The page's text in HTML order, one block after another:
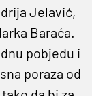
Jelavić,
Baraća.
pobjedu i
poraza od